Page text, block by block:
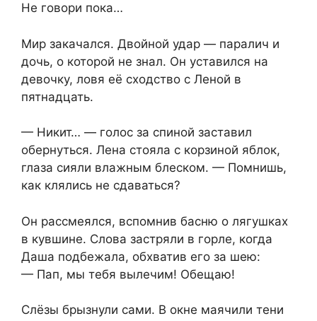
Не говори пока…
Мир закачался. Двойной удар — паралич и
дочь, о которой не знал. Он уставился на
девочку, ловя её сходство с Леной в
пятнадцать.
— Никит… — голос за спиной заставил
обернуться. Лена стояла с корзиной яблок,
глаза сияли влажным блеском. — Помнишь,
как клялись не сдаваться?
Он рассмеялся, вспомнив басню о лягушках
в кувшине. Слова застряли в горле, когда
Даша подбежала, обхватив его за шею:
— Пап, мы тебя вылечим! Обещаю!
Слёзы брызнули сами. В окне маячили тени